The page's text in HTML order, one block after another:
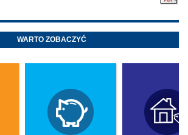
WARTO ZOBACZYĆ